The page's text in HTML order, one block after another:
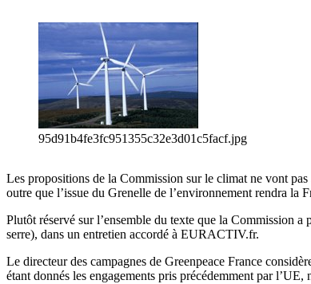
95d91b4fe3fc951355c32e3d01c5facf.jpg
Les propositions de la Commission sur le climat ne vont
outre que l’issue du Grenelle de l’environnement rendra la
Plutôt réservé sur l’ensemble du texte que la Commission
serre), dans un entretien accordé à EURACTIV.fr.
Le directeur des campagnes de Greenpeace France
étant donnés les engagements pris précédemment par